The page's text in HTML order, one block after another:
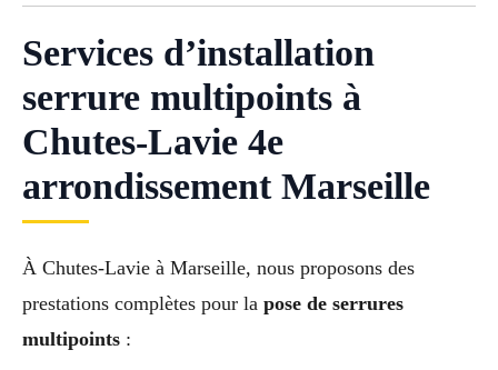
Services d’installation
serrure multipoints à
Chutes-Lavie 4e
arrondissement Marseille
À Chutes-Lavie à Marseille, nous proposons des
prestations complètes pour la pose de serrures
multipoints :